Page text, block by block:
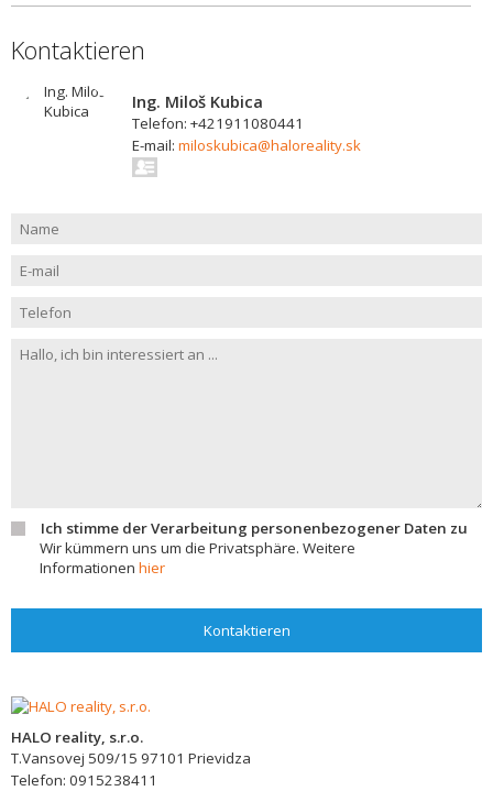
Kontaktieren
Ing. Miloš Kubica
Telefon: +421911080441
E-mail: miloskubica@haloreality.sk
Ich stimme der Verarbeitung personenbezogener Daten zu
Wir kümmern uns um die Privatsphäre. Weitere
Informationen hier
Kontaktieren
HALO reality, s.r.o.
T.Vansovej 509/15 97101 Prievidza
Telefon: 0915238411